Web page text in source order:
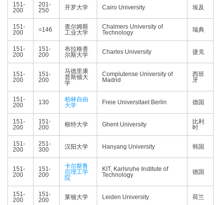
151-
200
201-
250
开罗大学 Cairo University 埃及
151-
200
=146
查尔姆斯
工业大学
Chalmers University of
Technology
瑞典
151-
200
151-
200
布拉格查
尔斯大学
Charles University 捷克
151-
200
151-
200
马德里康
普斯顿大
学
Complutense University of
Madrid
西班
牙
151-
200
130
柏林自由
大学
Freie Universitaet Berlin 德国
151-
200
151-
200
根特大学 Ghent University
比利
时
151-
200
251-
300
汉阳大学 Hanyang University 韩国
151-
200
151-
200
卡尔斯鲁
厄理工学
院
KIT, Karlsruhe Institute of
Technology
德国
151-
200
151-
200
莱顿大学 Leiden University 荷兰